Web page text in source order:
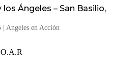
los Ángeles – San Basilio,
| Angeles en Acción
O.A.R